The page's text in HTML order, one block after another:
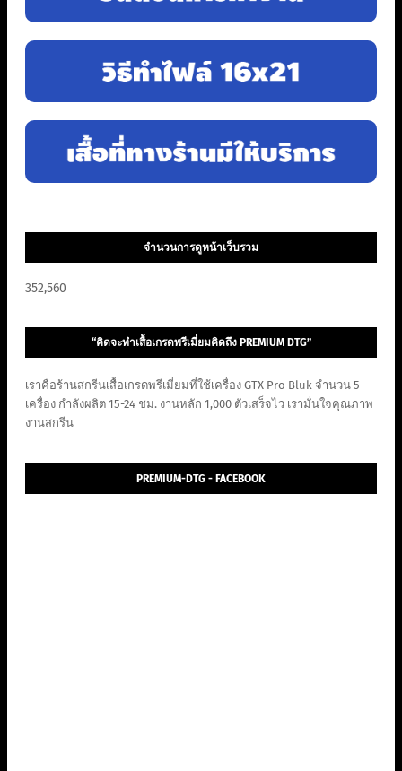
จำนวนการดูหน้าเว็บรวม
352,560
“คิดจะทำเสื้อเกรดพรีเมี่ยมคิดถึง PREMIUM DTG”
เราคือร้านสกรีนเสื้อเกรดพรีเมี่ยมที่ใช้เครื่อง GTX Pro Bluk จำนวน 5
เครื่อง กำลังผลิต 15-24 ชม. งานหลัก 1,000 ตัวเสร็จไว เรามั่นใจคุณภาพ
งานสกรีน
PREMIUM-DTG - FACEBOOK